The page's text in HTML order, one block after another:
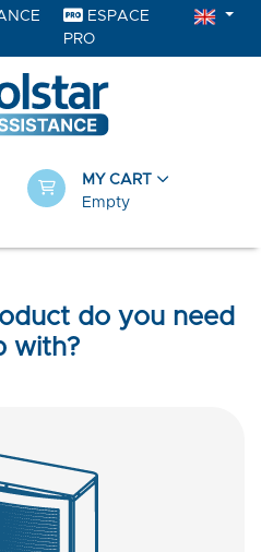
ESPACE
PRO
MY CART
Empty
do you need
with?